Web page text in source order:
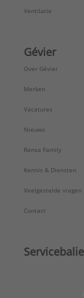
Ventilatie
Gévier
Over Gévier
Merken
Vacatures
Nieuws
Rensa Family
Kennis & Diensten
Veelgestelde vragen
Contact